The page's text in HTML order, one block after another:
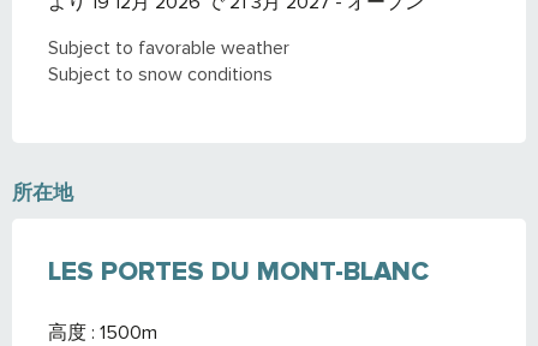
Subject to favorable weather
Subject to snow conditions
所在地
LES PORTES DU MONT-BLANC
高度 : 1500m